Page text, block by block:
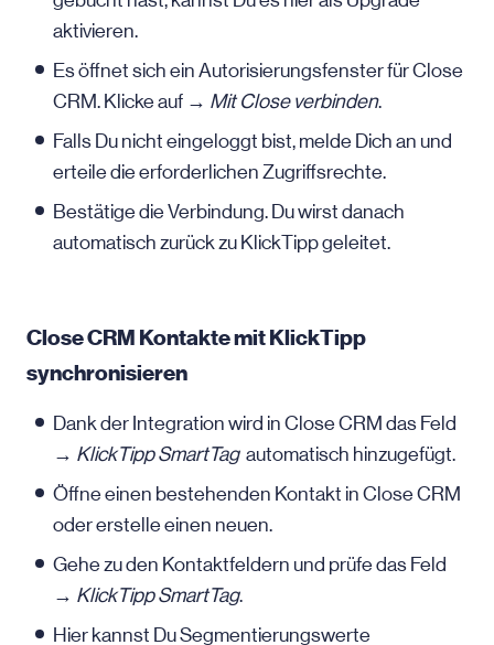
aktivieren.
Es öffnet sich ein Autorisierungsfenster für Close
CRM. Klicke auf → Mit Close verbinden.
Falls Du nicht eingeloggt bist, melde Dich an und
erteile die erforderlichen Zugriffsrechte.
Bestätige die Verbindung. Du wirst danach
automatisch zurück zu KlickTipp geleitet.
Close CRM Kontakte mit KlickTipp
synchronisieren
Dank der Integration wird in Close CRM das Feld
→ KlickTipp SmartTagautomatisch hinzugefügt.
Öffne einen bestehenden Kontakt in Close CRM
oder erstelle einen neuen.
Gehe zu den Kontaktfeldern und prüfe das Feld
→ KlickTipp SmartTag.
Hier kannst Du Segmentierungswerte